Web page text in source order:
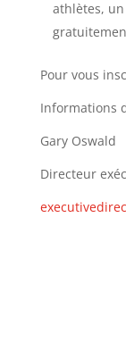
athlètes,
Pour vous
Informations
Gary Oswald
Directeur